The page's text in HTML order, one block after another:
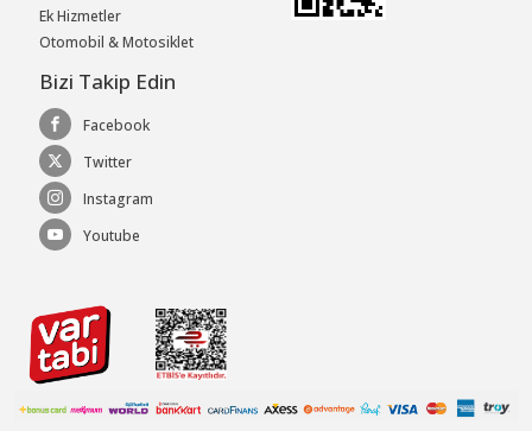
Ek Hizmetler
Otomobil & Motosiklet
Bizi Takip Edin
Facebook
Twitter
Instagram
Youtube